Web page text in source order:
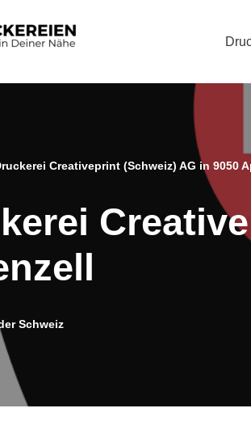
Creativeprint (Schweiz) AG in 9050
Schweiz